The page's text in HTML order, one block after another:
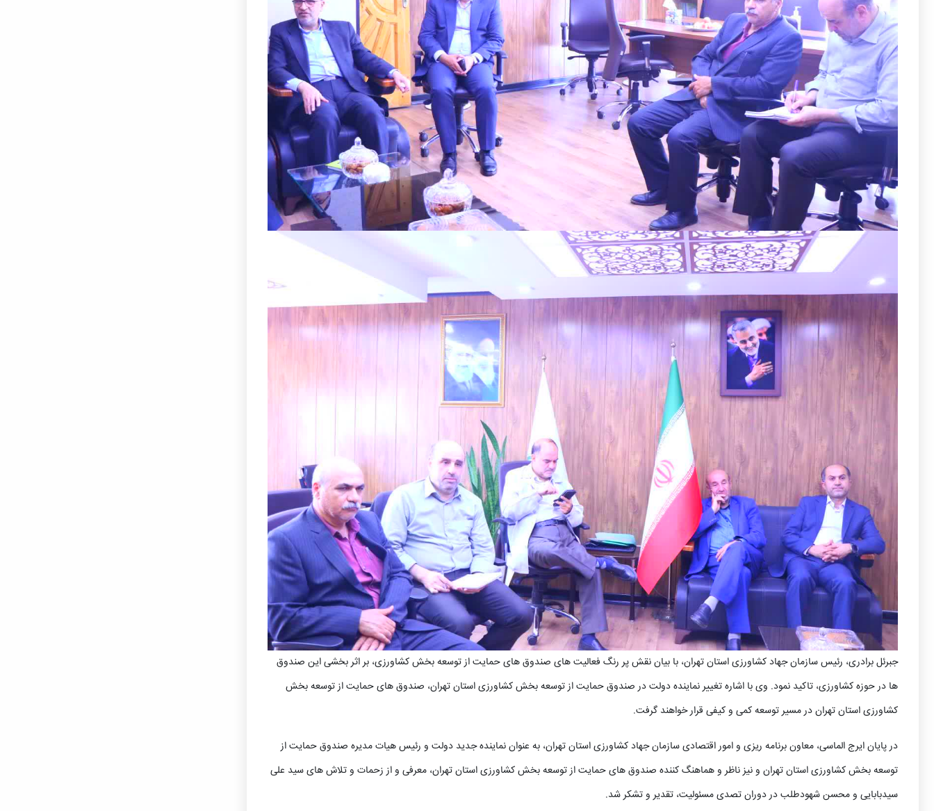
جبرئل برادری، رئیس سازمان جهاد کشاورزی استان تهران، با بیان نقش پر رنگ فعالیت های صندوق های حمایت از توسعه بخش کشاورزی، بر اثر بخشی این صندوق
ها در حوزه کشاورزی، تاکید نمود. وی با اشاره تغییر نماینده دولت در صندوق حمایت از توسعه بخش کشاورزی استان تهران، صندوق های حمایت از توسعه بخش
کشاورزی استان تهران در مسیر توسعه کمی و کیفی قرار خواهند گرفت.
در پایان ایرج الماسی، معاون برنامه ریزی و امور اقتصادی سازمان جهاد کشاورزی استان تهران، به عنوان نماینده جدید دولت و رئیس هیات مدیره صندوق حمایت از
توسعه بخش کشاورزی استان تهران و نیز ناظر و هماهنگ کننده صندوق های حمایت از توسعه بخش کشاورزی استان تهران، معرفی و از زحمات و تلاش های سید علی
سیدبابایی و محسن شهودطلب در دوران تصدی مسئولیت، تقدیر و تشکر شد.